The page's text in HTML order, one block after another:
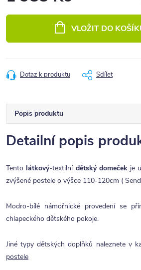
VLOŽIT DO
Dotaz k produktu Sdílet
Popis produktu
Detailní popis
Tento látkový-textilnídětský domečekje
zvýšené postele o výšce 110-120cm (
Modro-bílé námořnické provedení se
chlapeckého dětského pokoje.
Jiné typy dětských doplňků naleznete v
postele